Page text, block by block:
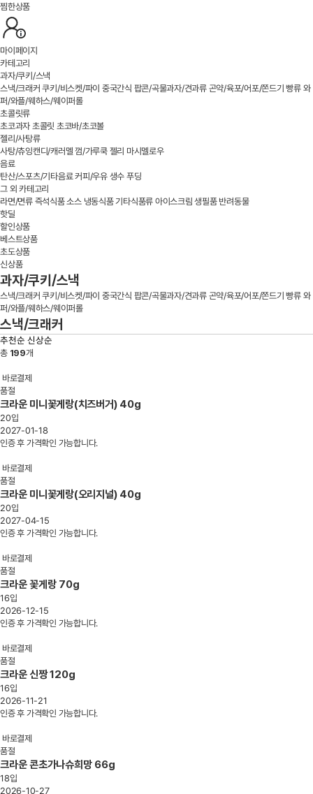
찜한상품
마이페이지
카테고리
과자/쿠키/스낵
스낵/크래커 쿠키/비스켓/파이 중국간식 팝콘/곡물과자/견과류 곤약/육포/어포/쫀드기 빵류 와
퍼/와플/웨하스/웨이퍼롤
초콜릿류
초코과자 초콜릿 초코바/초코볼
젤리/사탕류
사탕/츄잉캔디/캐러멜 껌/가루쿡 젤리 마시멜로우
음료
탄산/스포츠/기타음료커피/우유 생수 푸딩
그 외 카테고리
라면/면류 즉석식품소스 냉동식품기타식품류 아이스크림 생필품 반려동물
핫딜
할인상품
베스트상품
초도상품
신상품
과자/쿠키/스낵
스낵/크래커 쿠키/비스켓/파이 중국간식 팝콘/곡물과자/견과류 곤약/육포/어포/쫀드기 빵류 와
퍼/와플/웨하스/웨이퍼롤
스낵/크래커
추천순 신상순
총 199개
바로결제
품절
크라운 미니꽃게랑(치즈버거) 40g
20입
2027-01-18
인증 후 가격확인 가능합니다.
바로결제
품절
크라운 미니꽃게랑(오리지널) 40g
20입
2027-04-15
인증 후 가격확인 가능합니다.
바로결제
품절
크라운 꽃게랑 70g
16입
2026-12-15
인증 후 가격확인 가능합니다.
바로결제
품절
크라운 신짱 120g
16입
2026-11-21
인증 후 가격확인 가능합니다.
바로결제
품절
크라운 콘초가나슈희망 66g
18입
2026-10-27